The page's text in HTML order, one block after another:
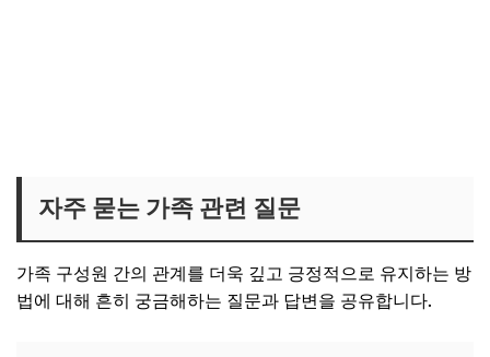
자주 묻는 가족 관련 질문
가족 구성원 간의 관계를 더욱 깊고 긍정적으로 유지하는 방
법에 대해 흔히 궁금해하는 질문과 답변을 공유합니다.